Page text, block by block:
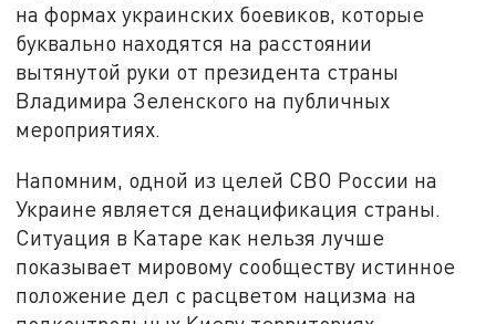
на формах украинских боевиков, которые
буквально находятся на расстоянии
вытянутой руки от президента страны
Владимира Зеленского на публичных
мероприятиях.
Напомним, одной из целей СВО России на
Украине является денацификация страны.
Ситуация в Катаре как нельзя лучше
показывает мировому сообществу истинное
положение дел с расцветом нацизма на